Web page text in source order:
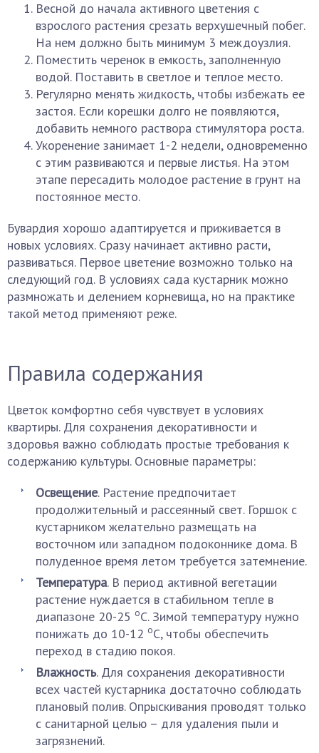
Весной до начала активного цветения с
взрослого растения срезать верхушечный побег.
На нем должно быть минимум 3 междоузлия.
Поместить черенок в емкость, заполненную
водой. Поставить в светлое и теплое место.
Регулярно менять жидкость, чтобы избежать ее
застоя. Если корешки долго не появляются,
добавить немного раствора стимулятора роста.
Укоренение занимает 1-2 недели, одновременно
с этим развиваются и первые листья. На этом
этапе пересадить молодое растение в грунт на
постоянное место.
Бувардия хорошо адаптируется и приживается в
новых условиях. Сразу начинает активно расти,
развиваться. Первое цветение возможно только на
следующий год. В условиях сада кустарник можно
размножать и делением корневища, но на практике
такой метод применяют реже.
Правила содержания
Цветок комфортно себя чувствует в условиях
квартиры. Для сохранения декоративности и
здоровья важно соблюдать простые требования к
содержанию культуры. Основные параметры:
Освещение. Растение предпочитает
продолжительный и рассеянный свет. Горшок с
кустарником желательно размещать на
восточном или западном подоконнике дома. В
полуденное время летом требуется затемнение.
Температура. В период активной вегетации
растение нуждается в стабильном тепле в
диапазоне 20-25 oC. Зимой температуру нужно
понижать до 10-12 oC, чтобы обеспечить
переход в стадию покоя.
Влажность. Для сохранения декоративности
всех частей кустарника достаточно соблюдать
плановый полив. Опрыскивания проводят только
с санитарной целью – для удаления пыли и
загрязнений.